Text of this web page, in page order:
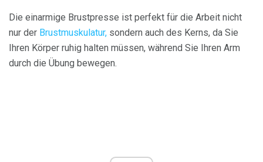
Die einarmige Brustpresse ist perfekt für die Arbeit nicht
nur der Brustmuskulatur, sondern auch des Kerns, da Sie
Ihren Körper ruhig halten müssen, während Sie Ihren Arm
durch die Übung bewegen.